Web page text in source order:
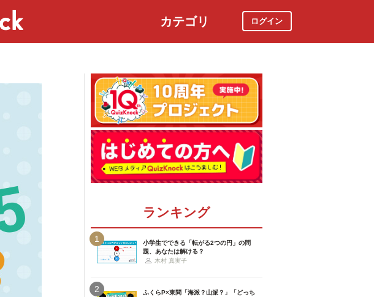
カテゴリ ログイン
ランキング
1
小学生でできる「転がる2つの円」の問
題、あなたは解ける？
木村 真実子
2
ふくらP×東問「海派？山派？」「どっち